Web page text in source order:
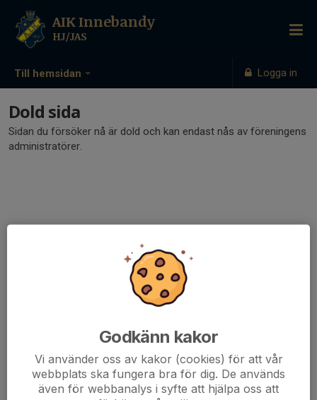
Till hemsidan Logga in
AIK Innebandy
HJ/JAS
Dold sida
Sidan du försöker nå är dold och kan endast nås av föreningens
administratörer.
Godkänn kakor
Vi använder oss av kakor (cookies) för att vår
webbplats ska fungera bra för dig. De används
även för webbanalys i syfte att hjälpa oss att